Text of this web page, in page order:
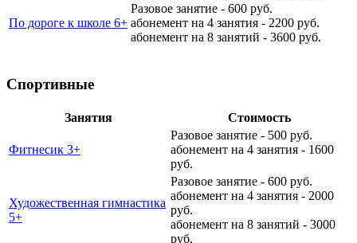
По дороге к школе 6+
Разовое занятие - 600 руб.
абонемент на 4 занятия - 2200 руб.
абонемент на 8 занятий - 3600 руб.
Спортивные
Занятия Стоимость
Фитнесик 3+
Разовое занятие - 500 руб.
абонемент на 4 занятия - 1600
руб.
Художественная гимнастика
5+
Разовое занятие - 600 руб.
абонемент на 4 занятия - 2000
руб.
абонемент на 8 занятий - 3000
руб.